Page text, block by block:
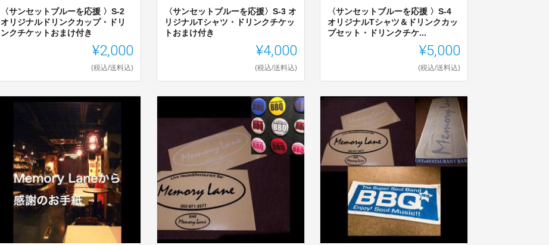
〈サンセットブルーを応援 〉S-2
オリジナルドリンクカップ・ドリ
ンクチケットおまけ付き
¥2,000
(税込/送料込)
〈サンセットブルーを応援〉S-3 オ
リジナルTシャツ・ドリンクチケッ
トおまけ付き
¥4,000
(税込/送料込)
〈サンセットブルーを応援 〉S-4
オリジナルTシャツ＆ドリンクカッ
プセット・ドリンクチケ...
¥5,000
(税込/送料込)